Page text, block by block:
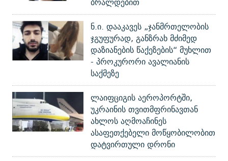
ნ.ი. დააკავეს „ჯანმრთელობის
ჯგუფურად, განზრახ მძიმედ
დაზიანების წაქეზების“ მუხლით
- პროკურორი ავალიანის
საქმეზე
ლაიფციგის აეროპორტში,
უკრაინის თვითმფრინავთან
ახლოს აღმოაჩინეს
ასაფეთქებელი მოწყობილობით
დატვირთული დრონი